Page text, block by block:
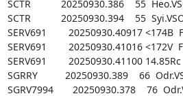
SCTR           20250930.386    55
SCTR           20250930.394    55
SERV691        20250930.40917 <174B
SERV691        20250930.41016 <172V
SERV691        20250930.41100 14.85Rc
SGRRY          20250930.389    66
SGRV7994       20250930.378    76